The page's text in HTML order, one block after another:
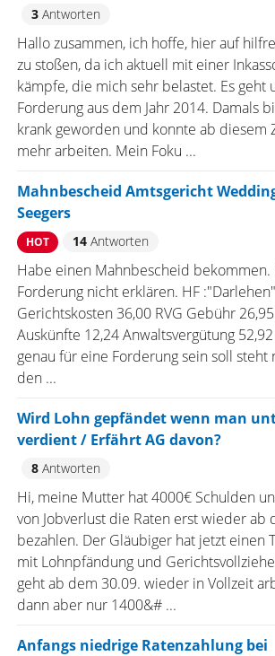
3Antworten
Hallo zusammen, ich hoffe, hier auf
zu stoßen, da ich aktuell mit einer
kämpfe, die mich sehr belastet. Es geht
Forderung aus dem Jahr 2014. Damals
krank geworden und konnte ab diesem
mehr arbeiten. Mein Foku ...
Mahnbescheid Amtsgericht
Seegers
HOT 14Antworten
Habe einen Mahnbescheid bekommen.
Forderung nicht erklären. HF
Gerichtskosten 36,00 RVG Gebühr
Auskünfte 12,24 Anwaltsvergütung
genau für eine Forderung sein soll steht
den ...
Wird Lohn gepfändet wenn man
verdient / Erfährt AG davon?
8Antworten
Hi, meine Mutter hat 4000€ Schulden
von Jobverlust die Raten erst wieder ab
bezahlen. Der Gläubiger hat jetzt einen
mit Lohnpfändung und
geht ab dem 30.09. wieder in Vollzeit
dann aber nur 1400&# ...
Anfangs niedrige Ratenzahlung bei